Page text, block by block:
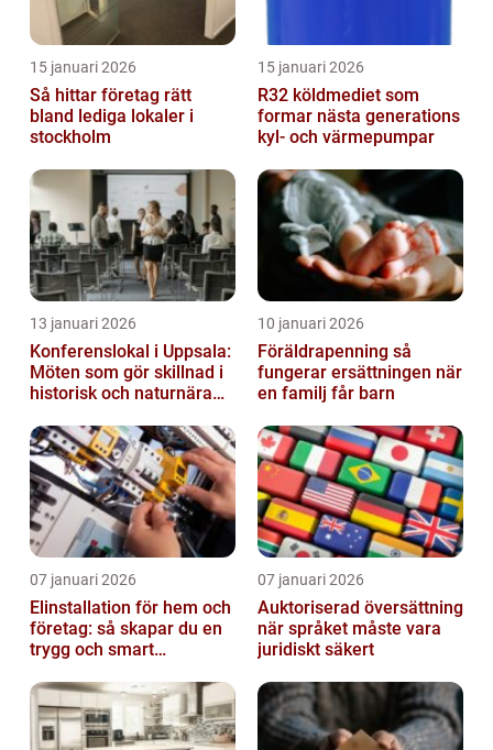
15 januari 2026
Så hittar företag rätt
bland lediga lokaler i
stockholm
15 januari 2026
R32 köldmediet som
formar nästa generations
kyl- och värmepumpar
13 januari 2026
Konferenslokal i Uppsala:
Möten som gör skillnad i
historisk och naturnära
10 januari 2026
Föräldrapenning så
fungerar ersättningen när
en familj får barn
07 januari 2026
Elinstallation för hem och
företag: så skapar du en
trygg och smart
07 januari 2026
Auktoriserad översättning
när språket måste vara
juridiskt säkert